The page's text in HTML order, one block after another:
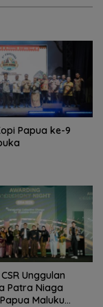
Papua ke-9
Unggulan
Patra Niaga
Maluku